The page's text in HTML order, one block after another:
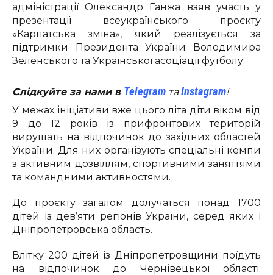
адміністрації Олександр Ганжа взяв участь у
презентації всеукраїнського проєкту
«Карпатська зміна», який реалізується за
підтримки Президента України Володимира
Зеленського та Української асоціації футболу.
Слідкуйте за нами в Telegram таInstagram!
У межах ініціативи вже цього літа діти віком від
9 до 12 років із прифронтових територій
вирушать на відпочинок до західних областей
України. Для них організують спеціальні кемпи
з активним дозвіллям, спортивними заняттями
та командними активностями.
До проєкту загалом долучаться понад 1700
дітей із дев’яти регіонів України, серед яких і
Дніпропетровська область.
Влітку 200 дітей із Дніпропетровщини поїдуть
на відпочинок до Чернівецької області.